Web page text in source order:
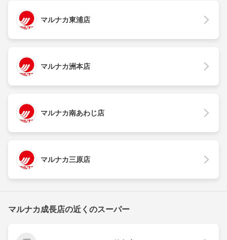
マルナカ東浦店
マルナカ洲本店
マルナカ南あわじ店
マルナカ三原店
マルナカ成長店の近くのスーパー